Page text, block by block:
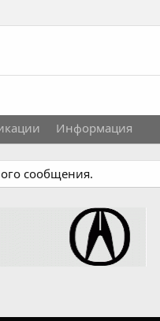
Информация
сообщения.